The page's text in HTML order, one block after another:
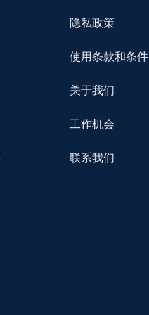
隐私政策
使用条款和条件
关于我们
工作机会
联系我们